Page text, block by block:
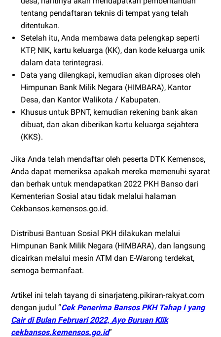
tentang pendaftaran teknis di tempat yang telah
ditentukan.
Setelah itu, Anda membawa data pelengkap seperti
KTP, NIK, kartu keluarga (KK), dan kode keluarga unik
dalam data terintegrasi.
Data yang dilengkapi, kemudian akan diproses oleh
Himpunan Bank Milik Negara (HIMBARA), Kantor
Desa, dan Kantor Walikota / Kabupaten.
Khusus untuk BPNT, kemudian rekening bank akan
dibuat, dan akan diberikan kartu keluarga sejahtera
(KKS).
Jika Anda telah mendaftar oleh peserta DTK Kemensos,
Anda dapat memeriksa apakah mereka memenuhi syarat
dan berhak untuk mendapatkan 2022 PKH Banso dari
Kementerian Sosial atau tidak melalui halaman
Cekbansos.kemensos.go.id.
Distribusi Bantuan Sosial PKH dilakukan melalui
Himpunan Bank Milik Negara (HIMBARA), dan langsung
dicairkan melalui mesin ATM dan E-Warong terdekat,
semoga bermanfaat.
Artikel ini telah tayang di sinarjateng.pikiran-rakyat.com
dengan judul “Cek Penerima Bansos PKH Tahap I yang
Cair di Bulan Februari 2022, Ayo Buruan Klik
cekbansos.kemensos.go.id”